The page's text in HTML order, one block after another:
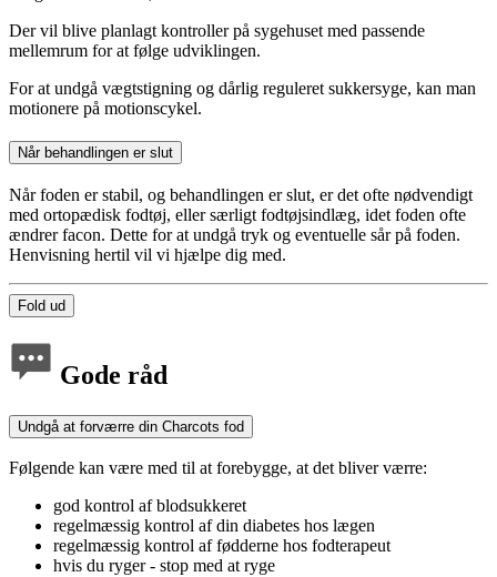
Der vil blive planlagt kontroller på sygehuset med passende
mellemrum for at følge udviklingen.
For at undgå vægtstigning og dårlig reguleret sukkersyge, kan man
motionere på motionscykel.
Når behandlingen er slut
Når foden er stabil, og behandlingen er slut, er det ofte nødvendigt
med ortopædisk fodtøj, eller særligt fodtøjsindlæg, idet foden ofte
ændrer facon. Dette for at undgå tryk og eventuelle sår på foden.
Henvisning hertil vil vi hjælpe dig med.
Fold ud
Gode råd
Undgå at forværre din Charcots fod
Følgende kan være med til at forebygge, at det bliver værre:
god kontrol af blodsukkeret
regelmæssig kontrol af din diabetes hos lægen
regelmæssig kontrol af fødderne hos fodterapeut
hvis du ryger - stop med at ryge